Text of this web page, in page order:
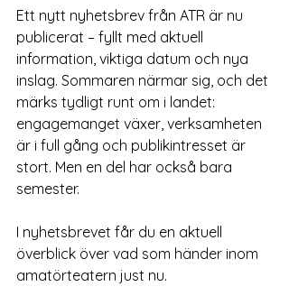
Ett nytt nyhetsbrev från ATR är nu
publicerat – fyllt med aktuell
information, viktiga datum och nya
inslag. Sommaren närmar sig, och det
märks tydligt runt om i landet:
engagemanget växer, verksamheten
är i full gång och publikintresset är
stort. Men en del har också bara
semester.
I nyhetsbrevet får du en aktuell
överblick över vad som händer inom
amatörteatern just nu.